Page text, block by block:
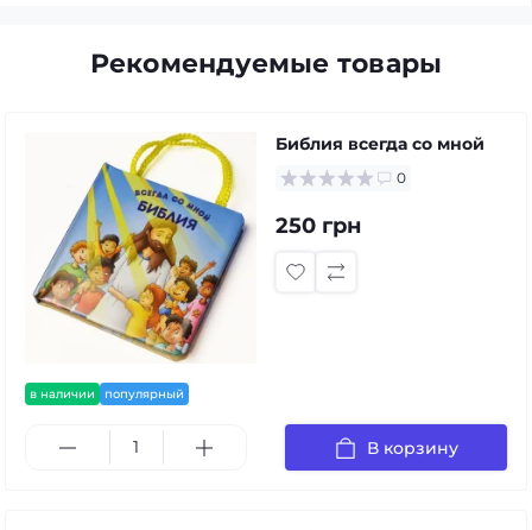
Рекомендуемые товары
в наличии популярный
Библия всегда со мной
0
250 грн
В корзину